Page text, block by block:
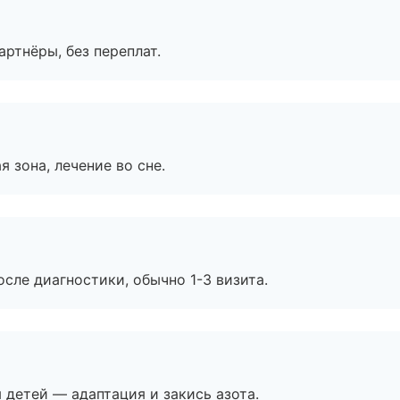
без переплат.
зона, лечение во сне.
диагностики, обычно 1-3 визита.
— адаптация и закись азота.